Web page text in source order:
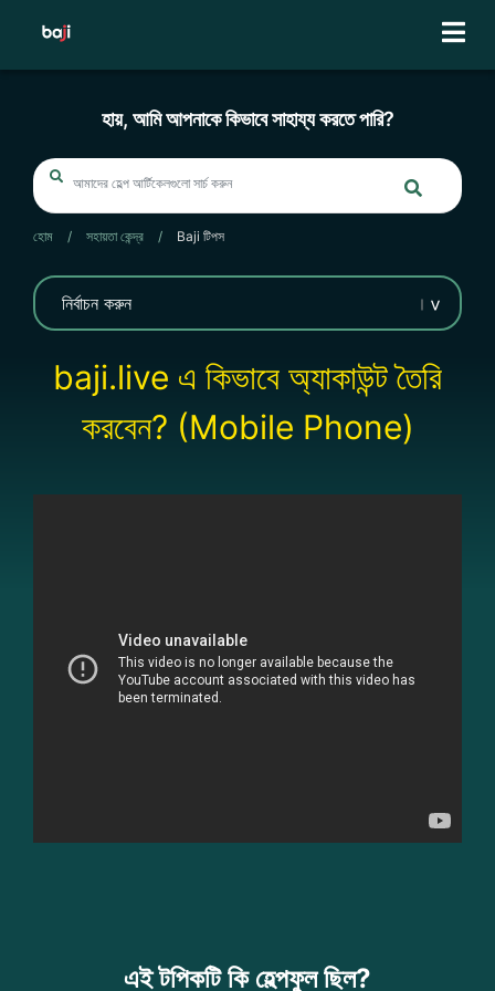
হায়, আমি আপনাকে কিভাবে সাহায্য করতে পারি?
হোম / সহায়তা কেন্দ্র / Baji টিপস
baji.live এ কিভাবে অ্যাকাউন্ট তৈরি
করবেন? (Mobile Phone)
এই টপিকটি কি হেল্পফুল ছিল?